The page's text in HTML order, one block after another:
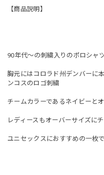
【商品説明】
90年代〜の刺繍入りのポロシャ
胸元にはコロラド州デンバーに
ンコスのロゴ刺繍
チームカラーであるネイビーと
レディースもオーバーサイズに
ユニセックスにおすすめの一枚